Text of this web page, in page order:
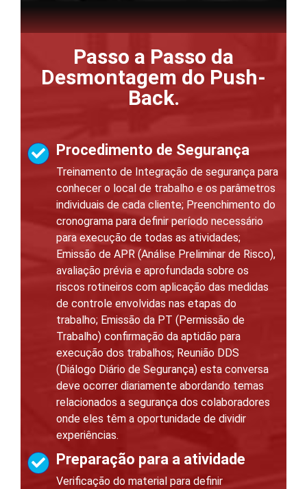
Passo a Passo da
Desmontagem do Push-
Back.
Procedimento de Segurança
Treinamento de Integração de segurança para
conhecer o local de trabalho e os parâmetros
individuais de cada cliente; Preenchimento do
cronograma para definir período necessário
para execução de todas as atividades;
Emissão de APR (Análise Preliminar de Risco),
avaliação prévia e aprofundada sobre os
riscos rotineiros com aplicação das medidas
de controle envolvidas nas etapas do
trabalho; Emissão da PT (Permissão de
Trabalho) confirmação da aptidão para
execução dos trabalhos; Reunião DDS
(Diálogo Diário de Segurança) esta conversa
deve ocorrer diariamente abordando temas
relacionados a segurança dos colaboradores
onde eles têm a oportunidade de dividir
experiências.
Preparação para a atividade
Verificação do material para definir